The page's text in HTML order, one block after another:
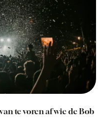
te voren af wie de Bob